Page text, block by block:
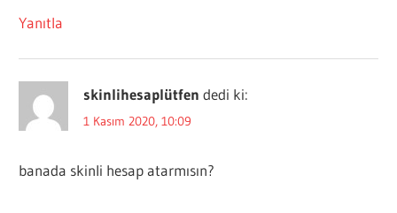
Yanıtla
skinlihesaplütfen dedi ki:
1 Kasım 2020, 10:09
banada skinli hesap atarmısın?